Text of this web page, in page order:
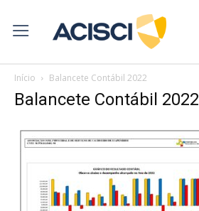
Início Balancete Contábil 2022
Balancete Contábil 2022